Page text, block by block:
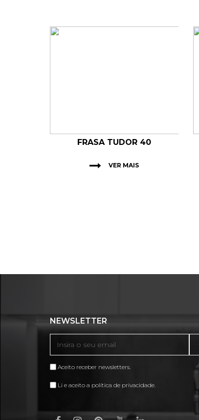
FRASA TUDOR 40
VER MAIS
NEWSLETTER
Aceito receber newsletters.
Li e aceito a política de privacidade.